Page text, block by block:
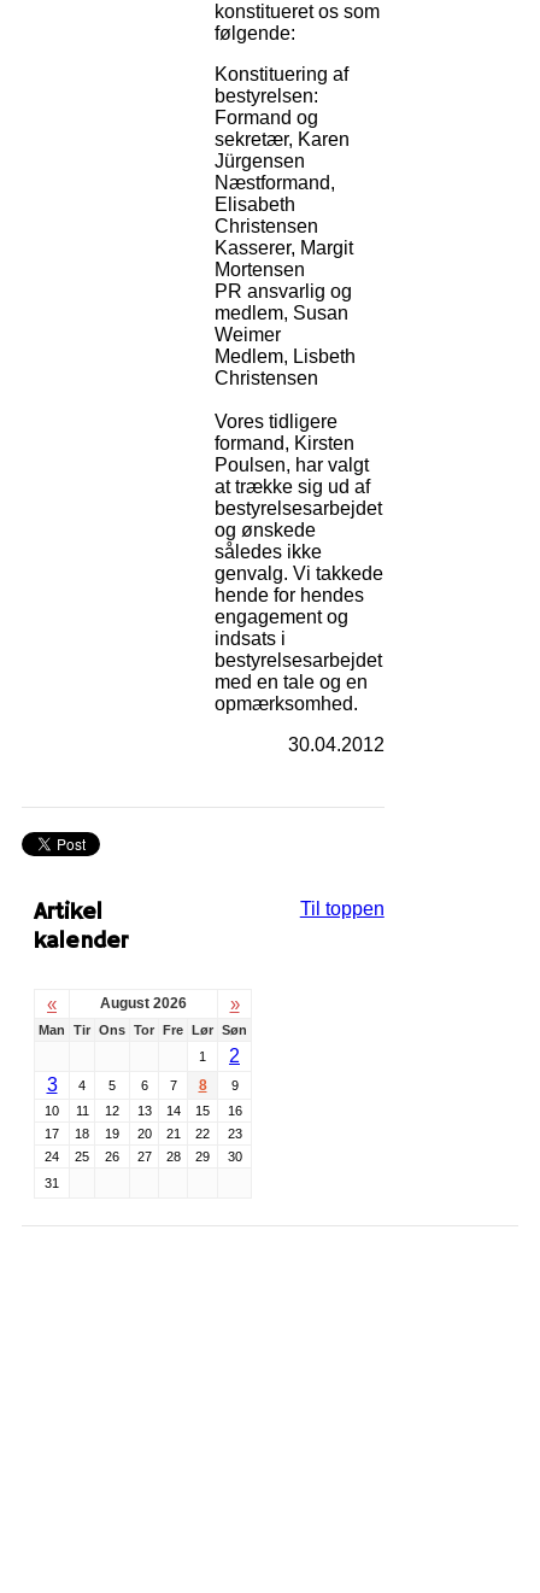
konstitueret os som
følgende:
Konstituering af
bestyrelsen:
Formand og
sekretær, Karen
Jürgensen
Næstformand,
Elisabeth
Christensen
Kasserer, Margit
Mortensen
PR ansvarlig og
medlem, Susan
Weimer
Medlem, Lisbeth
Christensen
Vores tidligere
formand, Kirsten
Poulsen, har valgt
at trække sig ud af
bestyrelsesarbejdet
og ønskede
således ikke
genvalg. Vi takkede
hende for hendes
engagement og
indsats i
bestyrelsesarbejdet
med en tale og en
opmærksomhed.
30.04.2012
Til toppen
Artikel
kalender
« August 2026 »
Man Tir Ons Tor Fre Lør Søn
1
2
3
4 5 6 7 8
9
10
11 12 13 14 15
16
17
18 19 20 21 22
23
24
25 26 27 28 29
30
31